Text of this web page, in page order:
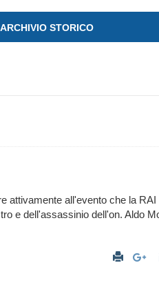
STORICO
attivamente all'evento che la RAI
e dell'assassinio dell'on. Aldo